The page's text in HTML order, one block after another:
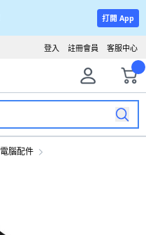
打開 App
客服中心
註冊會員
登入
電腦配件